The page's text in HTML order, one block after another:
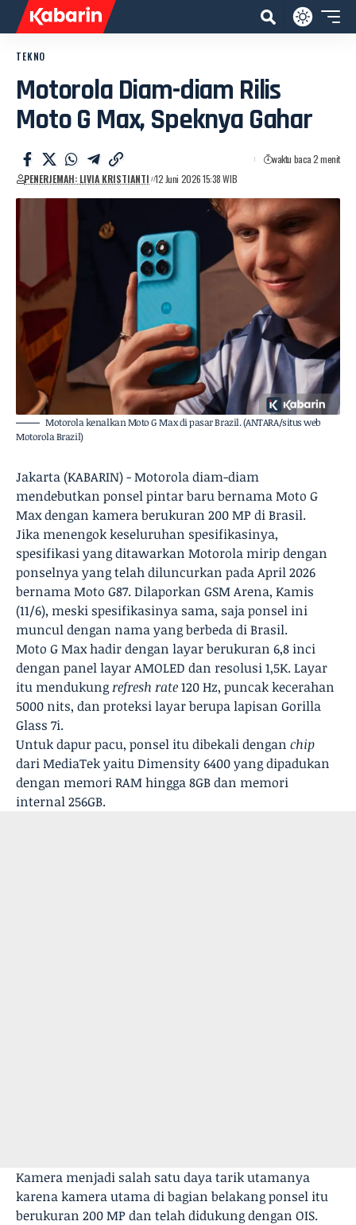
TEKNO
Motorola Diam-diam Rilis
Moto G Max, Speknya Gahar
PENERJEMAH: LIVIA KRISTIANTI 12 Juni 2026 15:38 WIB
waktu baca 2 menit
Motorola kenalkan Moto G Max di pasar Brazil. (ANTARA/situs web
Motorola Brazil)
Jakarta (KABARIN) - Motorola diam-diam
mendebutkan ponsel pintar baru bernama Moto G
Max dengan kamera berukuran 200 MP di Brasil.
Jika menengok keseluruhan spesifikasinya,
spesifikasi yang ditawarkan Motorola mirip dengan
ponselnya yang telah diluncurkan pada April 2026
bernama Moto G87. Dilaporkan GSM Arena, Kamis
(11/6), meski spesifikasinya sama, saja ponsel ini
muncul dengan nama yang berbeda di Brasil.
Moto G Max hadir dengan layar berukuran 6,8 inci
dengan panel layar AMOLED dan resolusi 1,5K. Layar
itu mendukungrefresh rate120 Hz, puncak kecerahan
5000 nits, dan proteksi layar berupa lapisan Gorilla
Glass 7i.
Untuk dapur pacu, ponsel itu dibekali dengan chip
dari MediaTek yaitu Dimensity 6400 yang dipadukan
dengan memori RAM hingga 8GB dan memori
internal 256GB.
Kamera menjadi salah satu daya tarik utamanya
karena kamera utama di bagian belakang ponsel itu
berukuran 200 MP dan telah didukung dengan OIS.